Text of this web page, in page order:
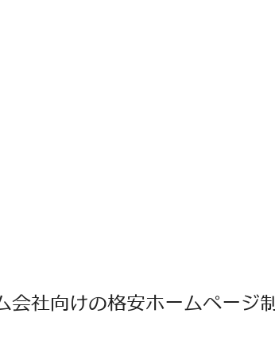
会社向けの格安ホームページ